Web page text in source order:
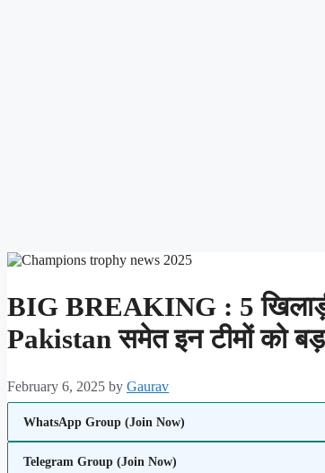
BIG BREAKING : 5
Pakistan समेत इन टीमों को
February 6, 2025 by Gaurav
WhatsApp Group (Join Now)
Telegram Group (Join Now)